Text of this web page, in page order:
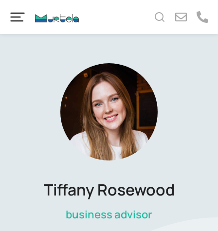
Tiffany Rosewood
business advisor